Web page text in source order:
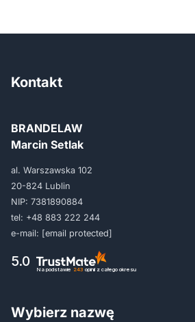
Kontakt
BRANDELAW
Marcin Setlak
al. Warszawska 102
20-824 Lublin
NIP: 7381890884
tel: +48 883 222 244
e-mail: [email protected]
5.0
Na podstawie 243 opinii z całego okresu
Wybierz nazwę